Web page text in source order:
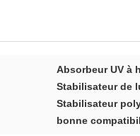
Absorbeur UV à
Stabilisateur de
Stabilisateur
bonne